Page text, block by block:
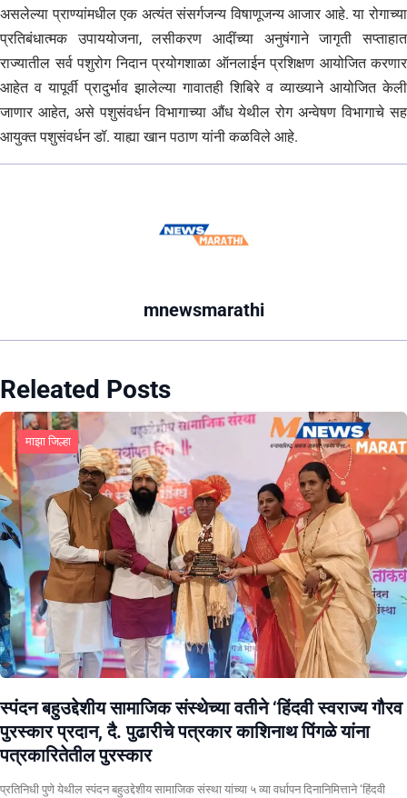
असलेल्या प्राण्यांमधील एक अत्यंत संसर्गजन्य विषाणूजन्य आजार आहे. या रोगाच्या
प्रतिबंधात्मक उपाययोजना, लसीकरण आदींच्या अनुषंगाने जागृती सप्ताहात
राज्यातील सर्व पशुरोग निदान प्रयोगशाळा ऑनलाईन प्रशिक्षण आयोजित करणार
आहेत व यापूर्वी प्रादुर्भाव झालेल्या गावातही शिबिरे व व्याख्याने आयोजित केली
जाणार आहेत, असे पशुसंवर्धन विभागाच्या औंध येथील रोग अन्वेषण विभागाचे सह
आयुक्त पशुसंवर्धन डॉ. याह्या खान पठाण यांनी कळविले आहे.
mnewsmarathi
Releated Posts
माझा जिल्हा
स्पंदन बहुउद्देशीय सामाजिक संस्थेच्या वतीने ‘हिंदवी स्वराज्य गौरव
पुरस्कार प्रदान, दै. पुढारीचे पत्रकार काशिनाथ पिंगळे यांना
पत्रकारितेतील पुरस्कार
प्रतिनिधी पुणे येथील स्पंदन बहुउद्देशीय सामाजिक संस्था यांच्या ५ व्या वर्धापन दिनानिमित्ताने ‘हिंदवी